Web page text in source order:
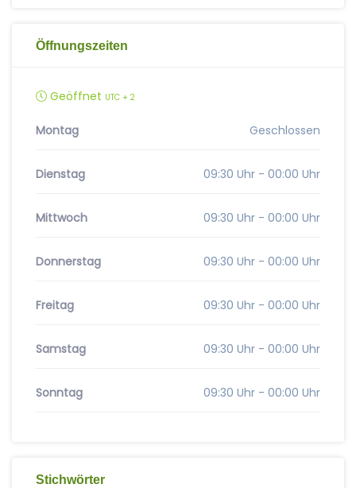
Öffnungszeiten
Geöffnet UTC + 2
Montag Geschlossen
Dienstag 09:30 Uhr - 00:00 Uhr
Mittwoch 09:30 Uhr - 00:00 Uhr
Donnerstag 09:30 Uhr - 00:00 Uhr
Freitag 09:30 Uhr - 00:00 Uhr
Samstag 09:30 Uhr - 00:00 Uhr
Sonntag 09:30 Uhr - 00:00 Uhr
Stichwörter